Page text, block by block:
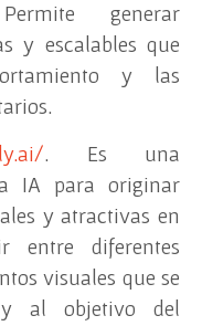
generar
y escalables que
y las
. Es una
IA para originar
y atractivas en
entre diferentes
visuales que se
al objetivo del